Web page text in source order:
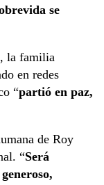
se
la familia
en redes
“partió en paz,
de Roy
“Será